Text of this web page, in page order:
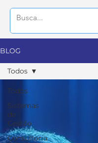
BLOG
Todos
Sistemas
de
Gestão
Consultoria
Todos